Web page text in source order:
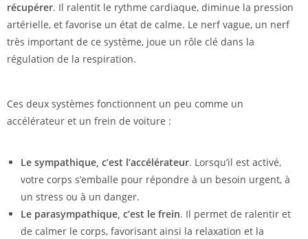
récupérer. Il ralentit le rythme cardiaque, diminue la pression
artérielle, et favorise un état de calme. Le nerf vague, un nerf
très important de ce système, joue un rôle clé dans la
régulation de la respiration.
Ces deux systèmes fonctionnent un peu comme un
accélérateur et un frein de voiture :
Le sympathique, c’est l’accélérateur. Lorsqu’il est activé,
votre corps s’emballe pour répondre à un besoin urgent, à
un stress ou à un danger.
Le parasympathique, c’est le frein. Il permet de ralentir et
de calmer le corps, favorisant ainsi la relaxation et la